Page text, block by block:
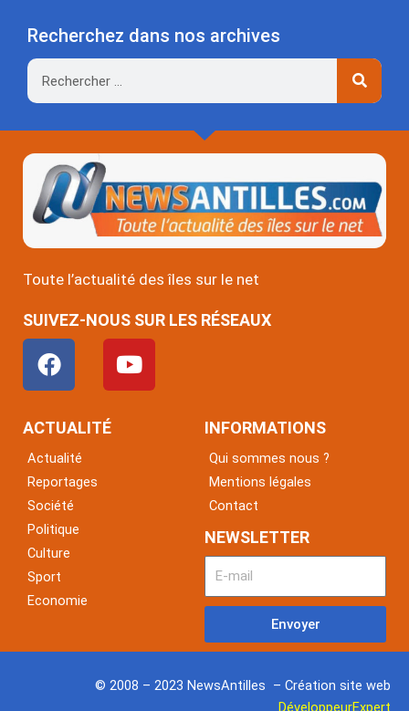
Recherchez dans nos archives
Rechercher
Toute l’actualité des îles sur le net
SUIVEZ-NOUS SUR LES RÉSEAUX
F
a
c
e
o
o
k
Y
o
u
ACTUALITÉ
Actualité
Reportages
Société
Politique
Culture
Sport
Economie
INFORMATIONS
Qui sommes nous ?
Mentions légales
Contact
NEWSLETTER
Envoyer
© 2008 – 2023 NewsAntilles – Création site web